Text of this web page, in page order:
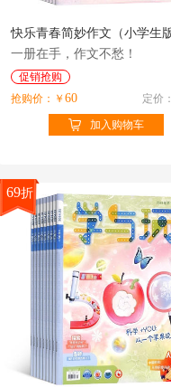
一册在手，作文不愁！
促销抢购
抢购价：￥ 60 定价：
加入购物车
69折